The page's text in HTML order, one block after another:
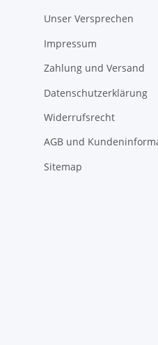
Unser Versprechen
Impressum
Zahlung und Versand
Datenschutzerklärung
Widerrufsrecht
AGB und
Sitemap